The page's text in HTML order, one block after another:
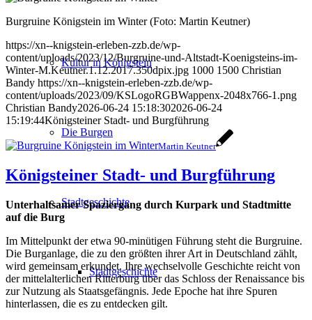
Kultur in Königstein
Die Burgen
Stadtgeschichte
Stadtgeschichte
Burgruine Königstein im Winter (Foto: Martin Keutner)
https://xn--knigstein-erleben-zzb.de/wp-
content/uploads/2023/12/Burgruine-und-Altstadt-Koenigsteins-im-
Winter-M.Keutner.1.12.2017.350dpix.jpg 1000 1500 Christian
Bandy https://xn--knigstein-erleben-zzb.de/wp-
content/uploads/2023/09/KSLogoRGBWappenx-2048x766-1.png
Christian Bandy2026-06-24 15:18:302026-06-24
15:19:44Königsteiner Stadt- und Burgführung
Martin Keutner
Königsteiner Stadt- und Burgführung
Unterhaltsamer Spaziergang durch Kurpark und Stadtmitte
auf die Burg
Im Mittelpunkt der etwa 90-minütigen Führung steht die Burgruine.
Die Burganlage, die zu den größten ihrer Art in Deutschland zählt,
wird gemeinsam erkundet. Ihre wechselvolle Geschichte reicht von
der mittelalterlichen Ritterburg über das Schloss der Renaissance bis
zur Nutzung als Staatsgefängnis. Jede Epoche hat ihre Spuren
hinterlassen, die es zu entdecken gilt.